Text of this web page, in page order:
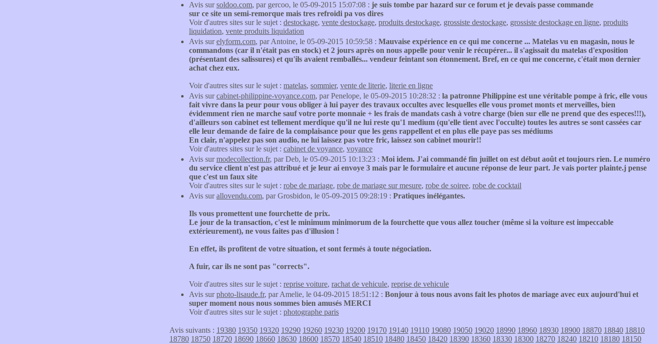
Avis sursoldoo.com, par gercoo, le 05-09-2015 15:07:08 : je suis tombe par hazard sur ce forum et je devais passe commande
sur ce site un semi-remorque mais tres refroidi pa vos dires
Voir d'autres sites sur le sujet : destockage, vente destockage, produits destockage, grossiste destockage, grossiste destockage en ligne, produits
liquidation, vente produits liquidation
Avis surelyform.com, par Antoine, le 05-09-2015 10:59:58 : Mauvaise expérience en ce qui me concerne ... Matelas vu en magasin, nous le
commandons (car il n'était pas en stock) et 2 jours après on nous appelle pour venir le récupérer... il s'agissait du matelas d'exposition
(présentant des salissures) et qu'ils avaient remballés... vendeur feintant son étonnement. Bref, en ce qui me concerne, c'était mon dernier
achat chez eux.
Voir d'autres sites sur le sujet : matelas, sommier, vente de literie, literie en ligne
Avis surcabinet-philippine-voyance.com, par Penelope, le 05-09-2015 10:28:32 : la patronne Philippine est une véritable pompe à fric, elle vous
fait vivre dans la peur pour vous obliger à lui payer des travaux occultes avec lesquelles elle vous promet monts et merveilles, bien
évidemment rien ne marche sauf votre porte monnaie + les frais de mandats cash à votre charge (bien sur elle ne prend que des especes!!!),
d'ailleurs son cabinet est tellement merdique qu'il ne lui reste qu'1 medium (qu'elle tient avec l'occulte) toutes les autres se sont cassées car
elle leur demande de faire de la complaisance pour que les gens rappellent et en plus elle paye pas ses médiums
En clair, n'appelez pas son audio, ne lui laissez pas votre fric, laissez son cabinet mourir!!
Voir d'autres sites sur le sujet : cabinet de voyance, voyance
Avis surmodecollection.fr, par Deb, le 05-09-2015 10:13:23 : Moi idem. J'ai commandé fin juillet on est début août et toujours rien. Le numéro
du service client n'est pas attribué et je leur ai envoye 3 mais par le formulaire et aucune réponse de leur part. Je vais porter plainte.j pense
que c'est un faux site
Voir d'autres sites sur le sujet : robe de mariage, robe de mariage sur mesure, robe de soiree, robe de cocktail
Avis surallovendu.com, par Grosbidon, le 05-09-2015 09:28:19 : Pratiques inélégantes.
Ils vous promettent une fourchette de prix.
Le jour de la transaction, c'est le minimum minimorum de la fourchette que vous allez toucher (même si la voiture est impeccable
extérieurement), ne vous faites pas d'illusion !
En effet, ils profitent de votre situation, et sont fermés à toute négociation.
A fuir, car ils ne sont pas "corrects".
Voir d'autres sites sur le sujet : reprise voiture, rachat de vehicule, reprise de vehicule
Avis surphoto-lisaude.fr, par Amelie, le 04-09-2015 18:51:12 : Bonjour à tous nous avons fait les photos de mariage avec eux aujourd'hui et
super moment nous nous sommes bien amusés MERCI
Voir d'autres sites sur le sujet : photographe paris
Avis suivants : 19380 19350 19320 19290 19260 19230 19200 19170 19140 19110 19080 19050 19020 18990 18960 18930 18900 18870 18840 18810
18780 18750 18720 18690 18660 18630 18600 18570 18540 18510 18480 18450 18420 18390 18360 18330 18300 18270 18240 18210 18180 18150